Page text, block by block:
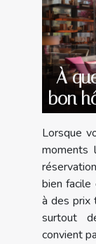
À
bon
Lorsque
moments
bien facile
à des prix
surtout
convient